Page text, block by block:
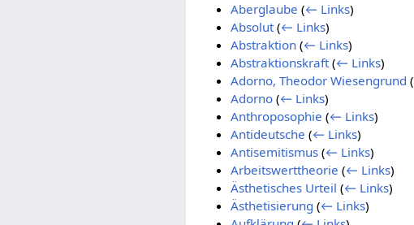
Aberglaube (← Links)
Absolut (← Links)
Abstraktion (← Links)
Abstraktionskraft (← Links)
Adorno, Theodor Wiesengrund (
Adorno (← Links)
Anthroposophie (← Links)
Antideutsche (← Links)
Antisemitismus (← Links)
Arbeitswerttheorie (← Links)
Ästhetisches Urteil (← Links)
Ästhetisierung (← Links)